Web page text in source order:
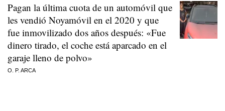
Pagan la última cuota de un automóvil que
les vendió Noyamóvil en el 2020 y que
fue inmovilizado dos años después: «Fue
dinero tirado, el coche está aparcado en el
garaje lleno de polvo»
O. P. ARCA